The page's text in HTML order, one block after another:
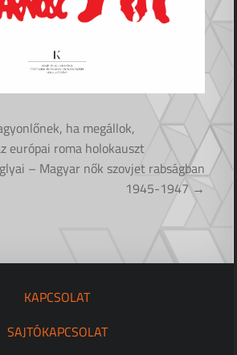
ha megállok,
európai roma holokauszt
– Magyar nők szovjet rabságban
1945-1947 →
KAPCSOLAT
SAJTÓKAPCSOLAT